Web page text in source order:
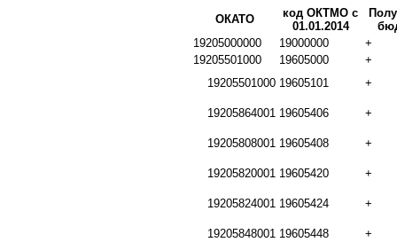
ОКАТО
код ОКТМО с
01.01.2014
19205000000
19000000
+
19205501000
19605000
+
19205501000 19605101 +
19205864001 19605406 +
19205808001 19605408 +
19205820001 19605420 +
19205824001 19605424 +
19205848001 19605448 +